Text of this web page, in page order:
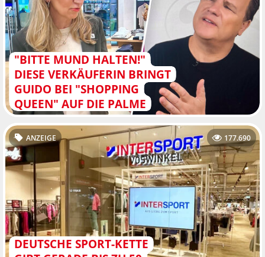
"BITTE MUND HALTEN!"
DIESE VERKÄUFERIN BRINGT
GUIDO BEI "SHOPPING
QUEEN" AUF DIE PALME
DEUTSCHE SPORT-KETTE
ANZEIGE 177.690